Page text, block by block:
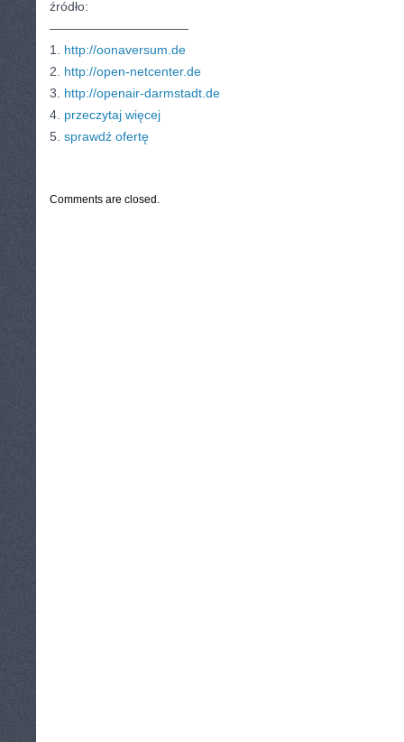
źródło:
———————————
1. http://oonaversum.de
2. http://open-netcenter.de
3. http://openair-darmstadt.de
4. przeczytaj więcej
5. sprawdź ofertę
Comments are closed.